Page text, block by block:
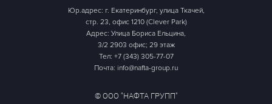
Юр.адрес: г. Екатеринбург, улица Ткачей,
стр. 23, офис 1210 (Clever Park)
Адрес: Улица Бориса Ельцина,
3/2 2903 офис; 29 этаж
Тел: +7 (343) 305-77-07
Почта: info@nafta-group.ru
© ООО "НАФТА ГРУПП"